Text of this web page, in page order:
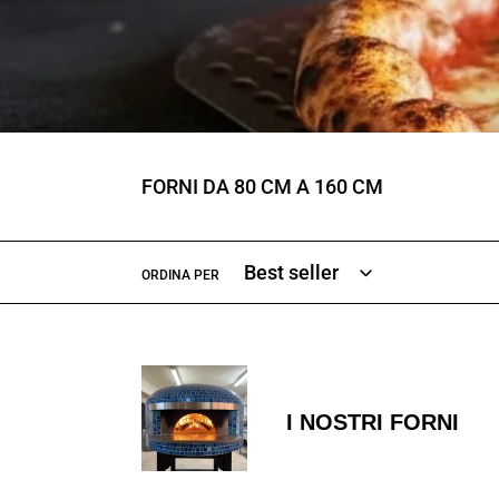
FORNI DA 80 CM A 160 CM
ORDINA PER
I
NOSTRI
FORNI
I NOSTRI FORNI